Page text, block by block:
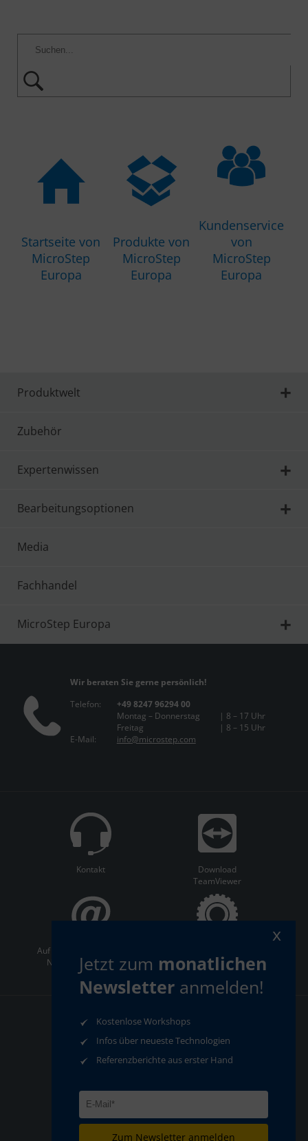
Startseite von
MicroStep
Europa
Produkte von
MicroStep
Europa
Kundenservice
von
MicroStep
Europa
Produktwelt
Zubehör
Expertenwissen
Bearbeitungsoptionen
Media
Fachhandel
MicroStep Europa
Wir beraten Sie gerne persönlich!
Telefon:
+49 8247 96294 00
Montag – Donnerstag
| 8 – 17 Uhr
Freitag
| 8 – 15 Uhr
E-Mail:
info@microstep.com
Kontakt
Download
TeamViewer
Auf dem Laufenden bleiben:
Newsletter abonnieren
AGB
Datenschutz
Impressum
Compliance
Jetzt zum monatlichen
Newsletter anmelden!
Kostenlose Workshops
Infos über neueste Technologien
Referenzberichte aus erster Hand
Zum Newsletter anmelden
x